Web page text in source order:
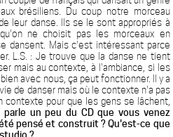
brésiliens. Du coup notre morceau
leur danse. Ils se le sont appropriés à
ne choisit pas les morceaux en
dansent. Mais c'est intéressant parce
L.S. : Je trouve que la danse ne tient
mais au contexte, à l'ambiance, si les
avec nous, ça peut fonctionner. Il y a
de danser mais où le contexte n'a pas
contexte pour que les gens se lâchent,
parle un peu du CD que vous venez
pensé et construit ? Qu'est-ce que